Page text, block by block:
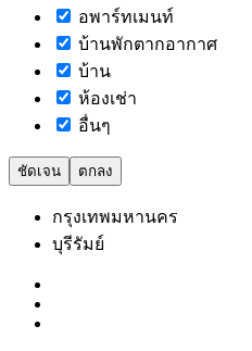
อพาร์ทเมนท์
บ้านพักตากอากาศ
บ้าน
ห้องเช่า
อื่นๆ
ชัดเจน ตกลง
กรุงเทพมหานคร
บุรีรัมย์